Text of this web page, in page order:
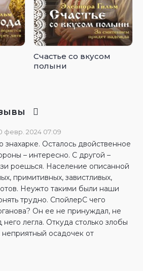
Счастье со вкусом
полыни
февр. 2024 07:09
знахарке. Осталось двойственное
– интересно. С другой –
роешься. Население описанной
примитивных, завистливых,
Неужто такими были наши
трудно. СпойлерС чего
Он ее не принуждал, не
легла. Откуда столько злобы
осадочек от